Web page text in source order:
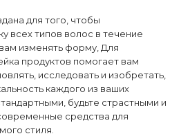
для того, чтобы
всех типов волос в течение
изменять форму, Для
продуктов помогает вам
исследовать и изобретать,
каждого из ваших
будьте страстными и
средства для
стиля.